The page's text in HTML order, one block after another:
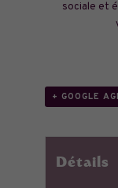
sociale et
+ GOOGLE
Détails